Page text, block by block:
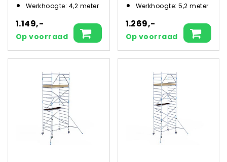
Werkhoogte: 4,2 meter
1.149,-
Op voorraad
Werkhoogte: 5,2 meter
1.269,-
Op voorraad